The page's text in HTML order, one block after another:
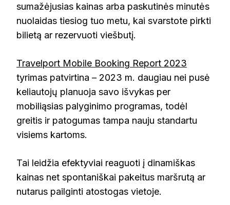
sumažėjusias kainas arba paskutinės minutės
nuolaidas tiesiog tuo metu, kai svarstote pirkti
bilietą ar rezervuoti viešbutį.
Travelport Mobile Booking Report 2023
tyrimas patvirtina – 2023 m. daugiau nei pusė
keliautojų planuoja savo išvykas per
mobiliąsias palyginimo programas, todėl
greitis ir patogumas tampa nauju standartu
visiems kartoms.
Tai leidžia efektyviai reaguoti į dinamiškas
kainas net spontaniškai pakeitus maršrutą ar
nutarus pailginti atostogas vietoje.